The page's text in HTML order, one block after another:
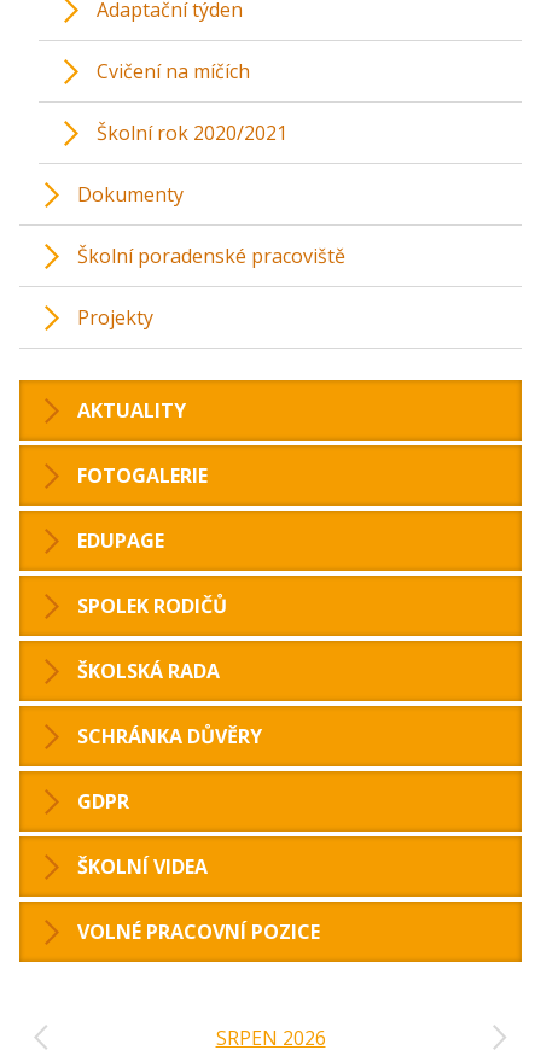
Adaptační týden
Cvičení na míčích
Školní rok 2020/2021
Dokumenty
Školní poradenské pracoviště
Projekty
AKTUALITY
FOTOGALERIE
EDUPAGE
SPOLEK RODIČŮ
ŠKOLSKÁ RADA
SCHRÁNKA DŮVĚRY
GDPR
ŠKOLNÍ VIDEA
VOLNÉ PRACOVNÍ POZICE
SRPEN 2026